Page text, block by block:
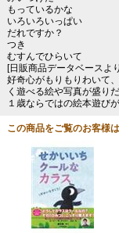
もっているかな
いろいろいっぱい
だれですか？
つき
むすんでひらいて
[日販商品データベースよ
好奇心がもりもりわいて
く遊べる絵や写真が盛り
１歳ならではの絵本遊び
この商品をご覧のお客様